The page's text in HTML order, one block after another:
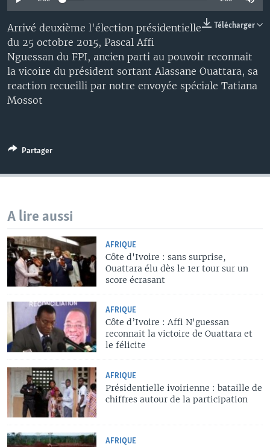
Télécharger
Arrivé deuxième l'élection présidentielle
du 25 octobre 2015, Pascal Affi
Nguessan du FPI, ancien parti au pouvoir reconnait
la vicoire du président sortant Alassane Ouattara, sa
reaction recueilli par notre envoyée spéciale Tatiana
Mossot
Partager
A lire aussi
AFRIQUE
Côte d'Ivoire : sans surprise,
Ouattara élu dès le 1er tour sur un
score écrasant
AFRIQUE
Côte d’Ivoire : Affi N'guessan
reconnait la victoire de Ouattara et
le félicite
AFRIQUE
Présidentielle ivoirienne : bataille de
chiffres autour de la participation
AFRIQUE